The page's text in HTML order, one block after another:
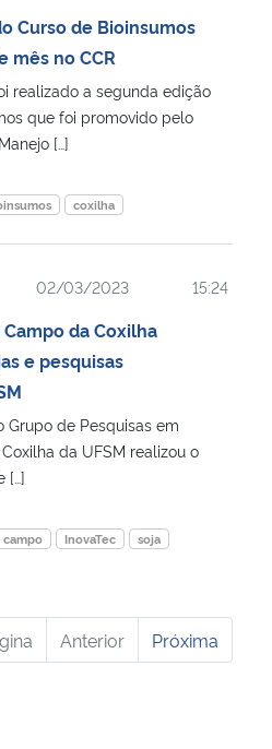
Curso de Bioinsumos
mês no CCR
realizado a segunda edição
que foi promovido pelo
[…]
coxilha
02/03/2023 15:24
da Coxilha
e pesquisas
Grupo de Pesquisas em
da UFSM realizou o
[…]
campo InovaTec
soja
Anterior Próxima